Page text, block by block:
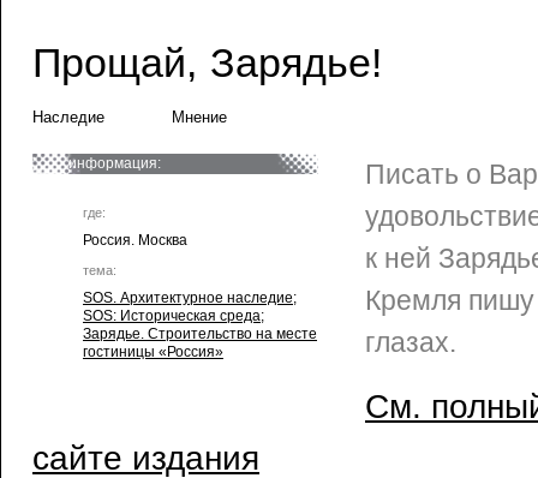
Прощай, Зарядье!
Наследие Мнение
информация:
где:
Россия. Москва
тема:
SOS. Архитектурное наследие;
SOS: Историческая среда;
Зарядье. Строительство на месте
гостиницы «Россия»
Писать о
к ней
Кремля
глазах.
См.
сайте издания